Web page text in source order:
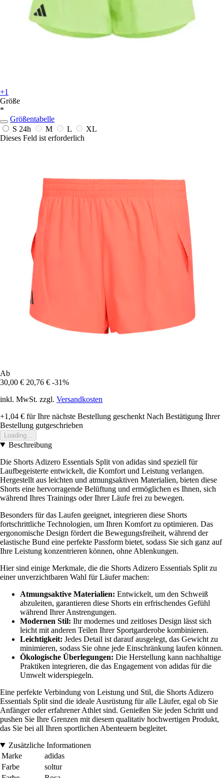
+1
Größe
*
Größentabelle
S 24h M L
XL
Dieses Feld ist erforderlich
Ab
30,00 € 20,76 € -31%
inkl. MwSt. zzgl. Versandkosten
+1,04 € für Ihre nächste Bestellung geschenkt Nach Bestätigung Ihrer
Bestellung gutgeschrieben
Loading...
Beschreibung
Die Shorts Adizero Essentials Split von adidas sind speziell für
Laufbegeisterte entwickelt, die Komfort und Leistung verlangen.
Hergestellt aus leichten und atmungsaktiven Materialien, bieten diese
Shorts eine hervorragende Belüftung und ermöglichen es Ihnen, sich
während Ihres Trainings oder Ihrer Läufe frei zu bewegen.
Besonders für das Laufen geeignet, integrieren diese Shorts
fortschrittliche Technologien, um Ihren Komfort zu optimieren. Das
ergonomische Design fördert die Bewegungsfreiheit, während der
elastische Bund eine perfekte Passform bietet, sodass Sie sich ganz auf
Ihre Leistung konzentrieren können, ohne Ablenkungen.
Hier sind einige Merkmale, die die Shorts Adizero Essentials Split zu
einer unverzichtbaren Wahl für Läufer machen:
Atmungsaktive Materialien: Entwickelt, um den Schweiß
abzuleiten, garantieren diese Shorts ein erfrischendes Gefühl
während Ihrer Anstrengungen.
Modernen Stil: Ihr modernes und zeitloses Design lässt sich
leicht mit anderen Teilen Ihrer Sportgarderobe kombinieren.
Leichtigkeit: Jedes Detail ist darauf ausgelegt, das Gewicht zu
minimieren, sodass Sie ohne jede Einschränkung laufen können.
Ökologische Überlegungen: Die Herstellung kann nachhaltige
Praktiken integrieren, die das Engagement von adidas für die
Umwelt widerspiegeln.
Eine perfekte Verbindung von Leistung und Stil, die Shorts Adizero
Essentials Split sind die ideale Ausrüstung für alle Läufer, egal ob Sie
Anfänger oder erfahrener Athlet sind. Genießen Sie jeden Schritt und
pushen Sie Ihre Grenzen mit diesem qualitativ hochwertigen Produkt,
das Sie bei all Ihren sportlichen Abenteuern begleitet.
Zusätzliche Informationen
Marke
adidas
Farbe
soltur